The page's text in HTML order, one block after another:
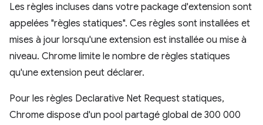
Les règles incluses dans votre package d'extension sont
appelées "règles statiques". Ces règles sont installées et
mises à jour lorsqu'une extension est installée ou mise à
niveau. Chrome limite le nombre de règles statiques
qu'une extension peut déclarer.
Pour les règles Declarative Net Request statiques,
Chrome dispose d'un pool partagé global de 300 000